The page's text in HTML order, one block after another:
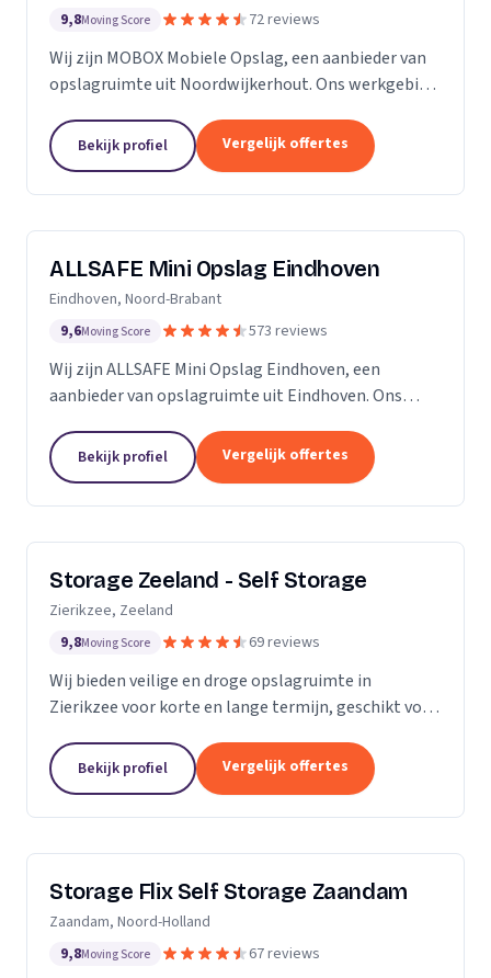
9,8Moving Score 72 reviews
Wij zijn MOBOX Mobiele Opslag, een aanbieder van
opslagruimte uit Noordwijkerhout. Ons werkgebied
Bekijk profiel Vergelijk offertes
ALLSAFE Mini Opslag Eindhoven
Eindhoven, Noord-Brabant
9,6Moving Score 573 reviews
Wij zijn ALLSAFE Mini Opslag Eindhoven, een
aanbieder van opslagruimte uit Eindhoven. Ons
Bekijk profiel Vergelijk offertes
Storage Zeeland - Self Storage
Zierikzee, Zeeland
9,8Moving Score 69 reviews
Wij bieden veilige en droge opslagruimte in
Zierikzee voor korte en lange termijn, geschikt voor
Bekijk profiel Vergelijk offertes
Storage Flix Self Storage Zaandam
Zaandam, Noord-Holland
9,8Moving Score 67 reviews